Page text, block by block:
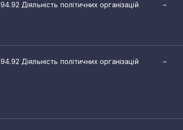
94.92 Діяльність політичних організацій –
94.92 Діяльність політичних організацій –